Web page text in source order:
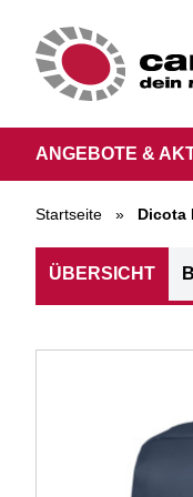
ANGEBOTE &
Startseite » Dicota
ÜBERSICHT